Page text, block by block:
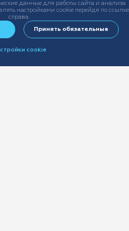
данные для работы сайта и анализа
настройками cookie перейдя по ссылке
справа.
Принять обязательные
cookie